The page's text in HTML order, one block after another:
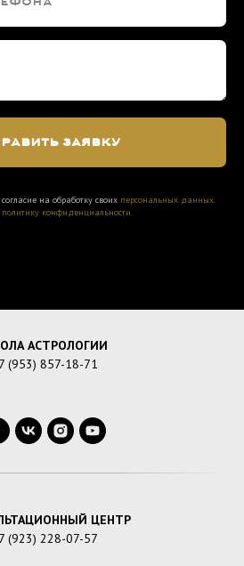
заявку
на обработку своих персональных данных.
политику конфиденциальности.
АСТРОЛОГИИ
(953) 857-18-71
ЦЕНТР
(923) 228-07-57